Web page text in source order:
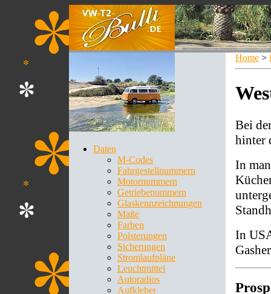
Daten
M-Codes
Fahrgestellnummern
Motornummern
Getriebenummern
Glaskennzeichnungen
Maße
Farben
Polsterungen
Sicherungen
Stromlaufpläne
Leuchtmittel
Autoradios
Aufkleber
Home >
Bei
hinter
In
In